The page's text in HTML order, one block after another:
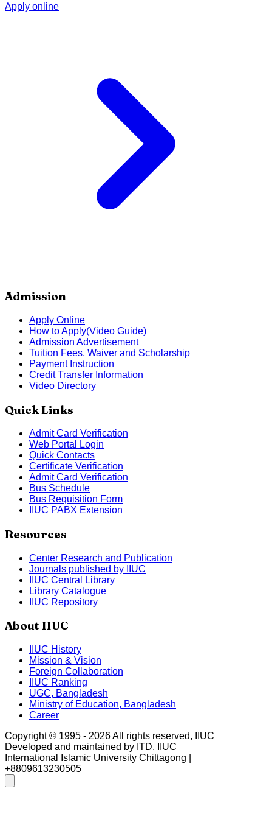
Apply online
Admission
Apply Online
How to Apply(Video Guide)
Admission Advertisement
Tuition Fees, Waiver and Scholarship
Payment Instruction
Credit Transfer Information
Video Directory
Quick Links
Admit Card Verification
Web Portal Login
Quick Contacts
Certificate Verification
Admit Card Verification
Bus Schedule
Bus Requisition Form
IIUC PABX Extension
Resources
Center Research and Publication
Journals published by IIUC
IIUC Central Library
Library Catalogue
IIUC Repository
About IIUC
IIUC History
Mission & Vision
Foreign Collaboration
IIUC Ranking
UGC, Bangladesh
Ministry of Education, Bangladesh
Career
Copyright © 1995 - 2026All rights reserved, IIUC
Developed and maintained by ITD, IIUC
International Islamic University Chittagong |
+8809613230505